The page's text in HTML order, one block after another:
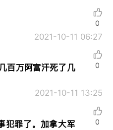
2021-10-11 06:27
0
百万阿富汗死了几
2021-10-11 13:25
0
犯罪了。加拿大军
0